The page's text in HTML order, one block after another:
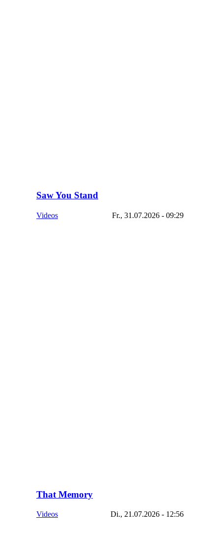
Saw You Stand
Videos Fr., 31.07.2026 - 09:29
That Memory
Videos Di., 21.07.2026 - 12:56